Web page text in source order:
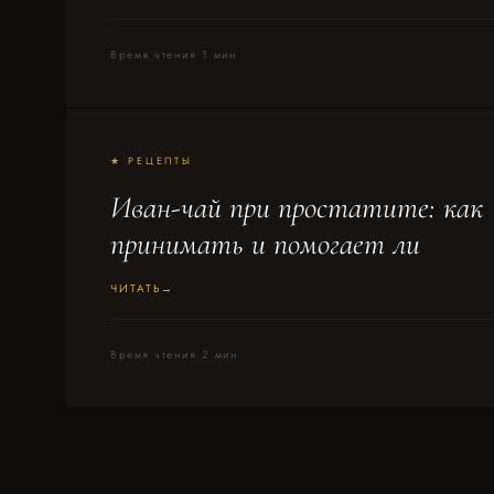
Время чтения 1 мин
★ РЕЦЕПТЫ
Иван-чай при простатите: как
принимать и помогает ли
ЧИТАТЬ
Время чтения 2 мин